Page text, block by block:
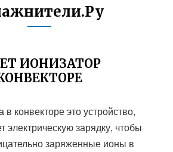
ИОНИЗАТОР
в конвекторе это устройство,
электрическую зарядку, чтобы
заряженные ионы в